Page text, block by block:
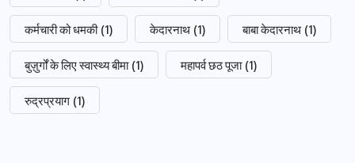
कर्मचारी को धमकी (1) केदारनाथ (1) बाबा केदारनाथ (1)
बुज़ुर्गों के लिए स्वास्थ्य बीमा (1) महापर्व छठ पूजा (1)
रुद्रप्रयाग (1)